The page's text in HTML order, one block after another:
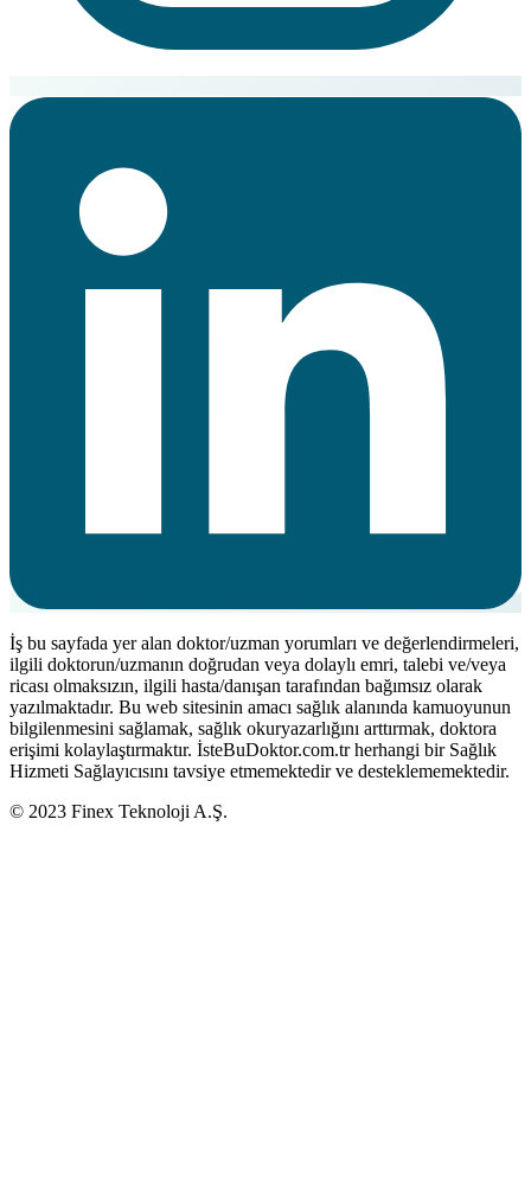
İş bu sayfada yer alan doktor/uzman yorumları ve değerlendirmeleri,
ilgili doktorun/uzmanın doğrudan veya dolaylı emri, talebi ve/veya
ricası olmaksızın, ilgili hasta/danışan tarafından bağımsız olarak
yazılmaktadır. Bu web sitesinin amacı sağlık alanında kamuoyunun
bilgilenmesini sağlamak, sağlık okuryazarlığını arttırmak, doktora
erişimi kolaylaştırmaktır. İsteBuDoktor.com.tr herhangi bir Sağlık
Hizmeti Sağlayıcısını tavsiye etmemektedir ve desteklememektedir.
© 2023 Finex Teknoloji A.Ş.